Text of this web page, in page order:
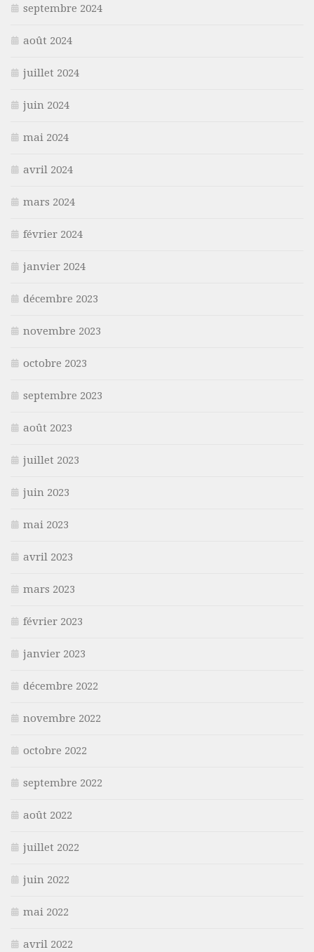
septembre 2024
août 2024
juillet 2024
juin 2024
mai 2024
avril 2024
mars 2024
février 2024
janvier 2024
décembre 2023
novembre 2023
octobre 2023
septembre 2023
août 2023
juillet 2023
juin 2023
mai 2023
avril 2023
mars 2023
février 2023
janvier 2023
décembre 2022
novembre 2022
octobre 2022
septembre 2022
août 2022
juillet 2022
juin 2022
mai 2022
avril 2022